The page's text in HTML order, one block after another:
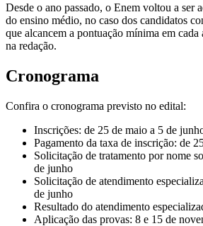
Desde o ano passado, o Enem voltou a ser
do ensino médio, no caso dos candidatos
que alcancem a pontuação mínima em
na redação.
Cronograma
Confira o cronograma previsto no edital:
Inscrições: de 25 de maio a 5 de
Pagamento da taxa de inscrição: de
Solicitação de tratamento por nome
de junho
Solicitação de atendimento
de junho
Resultado do atendimento
Aplicação das provas: 8 e 15 de